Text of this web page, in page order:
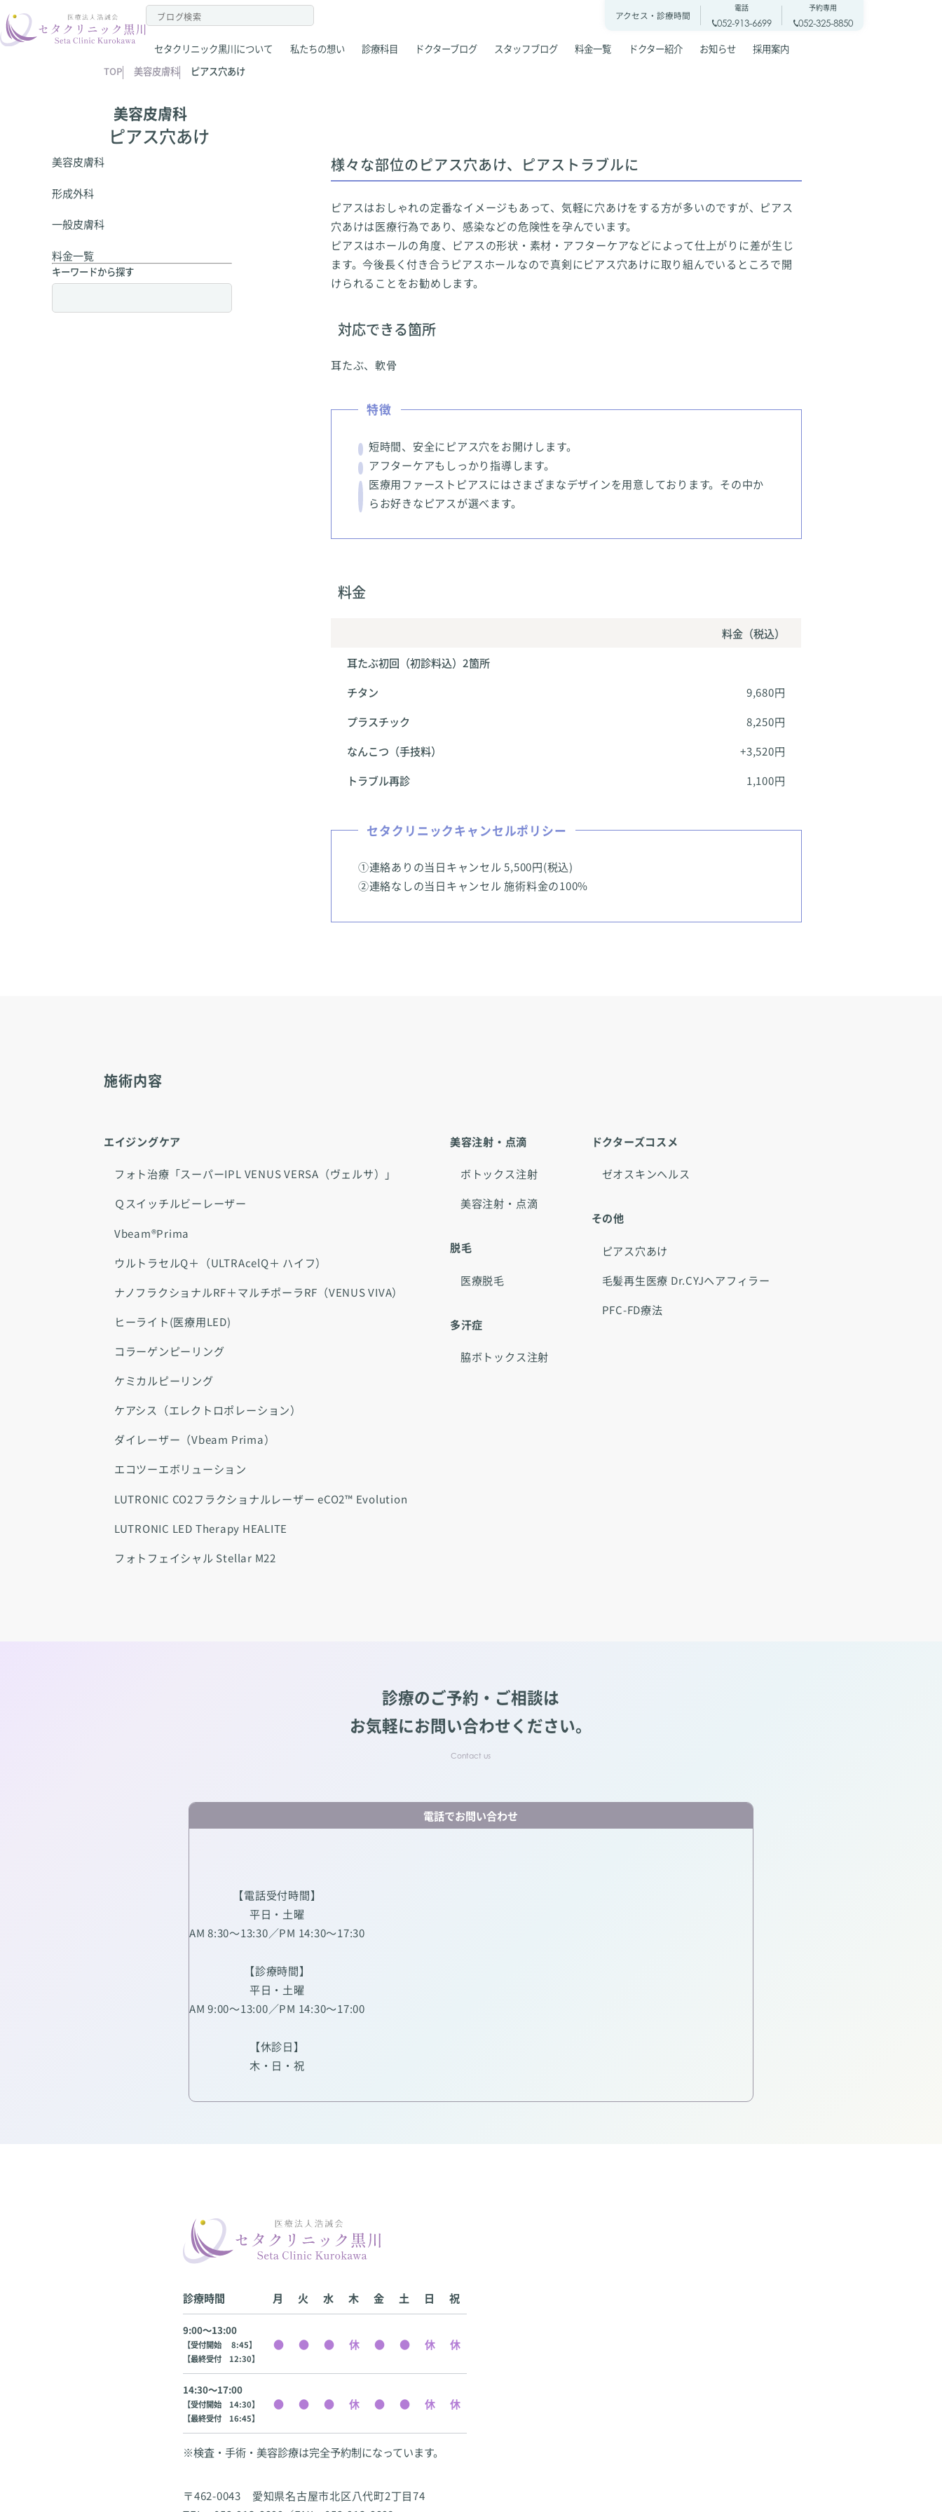
アクセス・診療時間
電話
052-913-6699
予約専用
052-325-8850
セタクリニック黒川について 私たちの想い 診療科目 ドクターブログ スタッフブログ 料金一覧 ドクター紹介 お知らせ 採用案内
美容皮膚科
ピアス穴あけ
TOP 美容皮膚科 ピアス穴あけ
美容皮膚科
形成外科
一般皮膚科
料金一覧
キーワードから探す
様々な部位のピアス穴あけ、ピアストラブルに
ピアスはおしゃれの定番なイメージもあって、気軽に穴あけをする方が多いのですが、ピアス
穴あけは医療行為であり、感染などの危険性を孕んでいます。
ピアスはホールの角度、ピアスの形状・素材・アフターケアなどによって仕上がりに差が生じ
ます。今後長く付き合うピアスホールなので真剣にピアス穴あけに取り組んでいるところで開
けられることをお勧めします。
対応できる箇所
耳たぶ、軟骨
特徴
短時間、安全にピアス穴をお開けします。
アフターケアもしっかり指導します。
医療用ファーストピアスにはさまざまなデザインを用意しております。その中か
らお好きなピアスが選べます。
料金
料金（税込）
耳たぶ初回（初診料込）2箇所
チタン
9,680円
プラスチック
8,250円
なんこつ（手技料）
+3,520円
トラブル再診
1,100円
セタクリニックキャンセルポリシー
①連絡ありの当日キャンセル 5,500円(税込)
②連絡なしの当日キャンセル 施術料金の100%
施術内容
エイジングケア
フォト治療「スーパーIPL VENUS VERSA（ヴェルサ）」
Ｑスイッチルビーレーザー
Vbeam®Prima
ウルトラセルQ＋（ULTRAcelQ＋ ハイフ）
ナノフラクショナルRF＋マルチポーラRF（VENUS VIVA）
ヒーライト(医療用LED)
コラーゲンピーリング
ケミカルピーリング
ケアシス（エレクトロポレーション）
ダイレーザー（Vbeam Prima）
エコツーエボリューション
LUTRONIC CO2フラクショナルレーザー eCO2™ Evolution
LUTRONIC LED Therapy HEALITE
フォトフェイシャル Stellar M22
美容注射・点滴
ボトックス注射
美容注射・点滴
脱毛
医療脱毛
多汗症
脇ボトックス注射
ドクターズコスメ
ゼオスキンヘルス
その他
ピアス穴あけ
毛髪再生医療 Dr.CYJヘアフィラー
PFC-FD療法
診療のご予約・ご相談は
お気軽にお問い合わせください。
電話でお問い合わせ
【電話受付時間】
平日・土曜
AM 8:30～13:30／PM 14:30～17:30
【診療時間】
平日・土曜
AM 9:00～13:00／PM 14:30～17:00
【休診日】
木・日・祝
診療時間 月 火 水 木 金 土 日 祝
9:00〜13:00
【受付開始 8:45】
【最終受付 12:30】
14:30〜17:00
【受付開始 14:30】
【最終受付 16:45】
※検査・手術・美容診療は完全予約制になっています。
〒462-0043 愛知県名古屋市北区八代町2丁目74